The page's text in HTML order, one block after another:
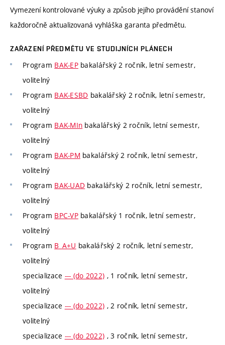
Vymezení kontrolované výuky a způsob jejího provádění stanoví
každoročně aktualizovaná vyhláška garanta předmětu.
ZAŘAZENÍ PŘEDMĚTU VE STUDIJNÍCH PLÁNECH
Program BAK-EPbakalářský 2 ročník, letní semestr,
volitelný
Program BAK-ESBD bakalářský 2 ročník, letní semestr,
volitelný
Program BAK-MIn bakalářský 2 ročník, letní semestr,
volitelný
Program BAK-PM bakalářský 2 ročník, letní semestr,
volitelný
Program BAK-UAD bakalářský 2 ročník, letní semestr,
volitelný
Program BPC-VPbakalářský 1 ročník, letní semestr,
volitelný
Program B_A+U bakalářský 2 ročník, letní semestr,
volitelný
specializace --- (do 2022) , 1 ročník, letní semestr,
volitelný
specializace --- (do 2022) , 2 ročník, letní semestr,
volitelný
specializace --- (do 2022) , 3 ročník, letní semestr,